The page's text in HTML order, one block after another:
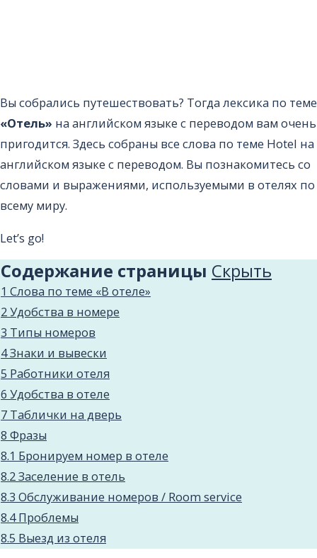
Вы собрались путешествовать? Тогда лексика по теме
«Отель» на английском языке с переводом вам очень
пригодится. Здесь собраны все слова по теме Hotel на
английском языке с переводом. Вы познакомитесь со
словами и выражениями, используемыми в отелях по
всему миру.
Let’s go!
Содержание страницы Cкрыть
1 Cлова по теме «В отеле»
2Удобства в номере
3 Типы номеров
4Знаки и вывески
5 Работники отеля
6 Удобства в отеле
7 Таблички на дверь
8 Фразы
8.1 Бронируем номер в отеле
8.2Заселение в отель
8.3 Обслуживание номеров / Room service
8.4 Проблемы
8.5 Выезд из отеля